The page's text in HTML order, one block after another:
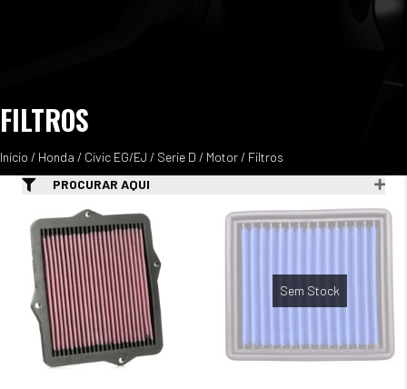
FILTROS
Início / Honda / Civic EG/EJ / Serie D / Motor/ Filtros
PROCURAR AQUI
Sem Stock